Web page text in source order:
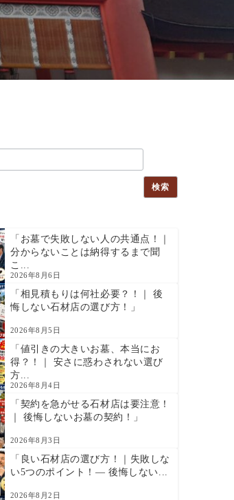
検索
「お墓で失敗しない人の共通点！｜
分からないことは納得するまで聞
こ...
2026年8月6日
「相見積もりは何社必要？！｜ 後
悔しない石材店の選び方！」
2026年8月5日
「値引きの大きいお墓、本当にお
得？！｜ 安さに惑わされない選び
方...
2026年8月4日
「契約を急がせる石材店は要注意！
｜ 後悔しないお墓の契約！」
2026年8月3日
「良い石材店の選び方！｜失敗しな
い5つのポイント！― 後悔しない...
2026年8月2日